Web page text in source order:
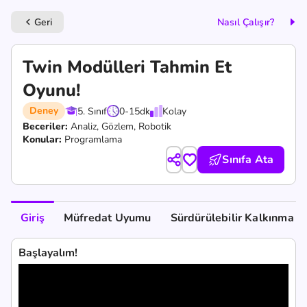
keyboard_arrow_left Geri Nasıl Çalışır?
Twin Modülleri Tahmin Et
Oyunu!
Deney 5. Sınıf 0-15dk
Kolay
Beceriler: Analiz, Gözlem, Robotik
Konular: Programlama
Sınıfa Ata
Giriş Müfredat Uyumu Sürdürülebilir Kalkınma
Başlayalım!